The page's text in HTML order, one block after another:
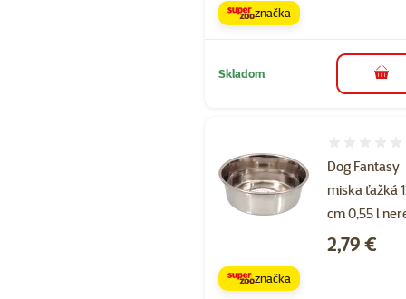
značka
Skladom do
Dog Fantasy
miska ťažká
cm 0,55 l
Cena
2,79 €
značka